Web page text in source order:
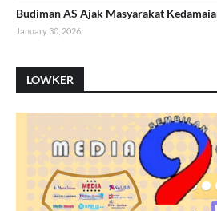
Budiman AS Ajak Masyarakat
January 30, 2026
LOWKER